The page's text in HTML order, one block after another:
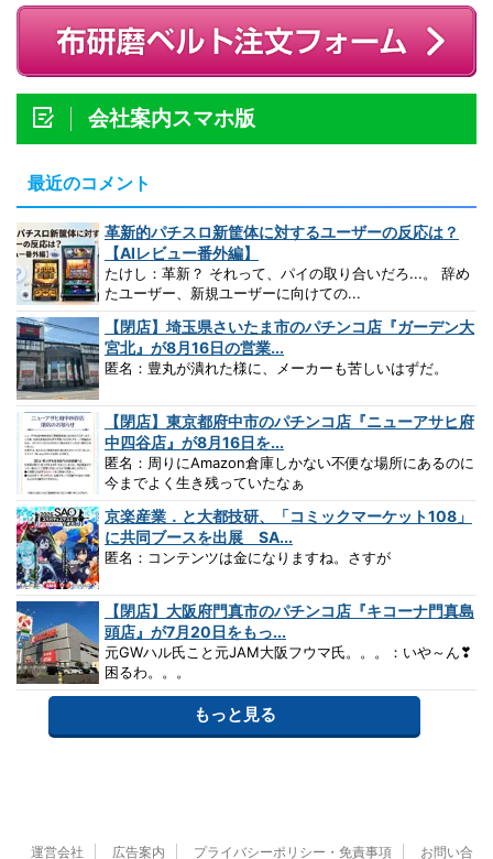
会社案内スマホ版
最近のコメント
革新的パチスロ新筐体に対するユーザーの反応は？
【AIレビュー番外編】
たけし：革新？ それって、パイの取り合いだろ...。 辞め
たユーザー、新規ユーザーに向けての...
【閉店】埼玉県さいたま市のパチンコ店『ガーデン大
宮北』が8月16日の営業...
匿名：豊丸が潰れた様に、メーカーも苦しいはずだ。
【閉店】東京都府中市のパチンコ店『ニューアサヒ府
中四谷店』が8月16日を...
匿名：周りにAmazon倉庫しかない不便な場所にあるのに
今までよく生き残っていたなぁ
京楽産業．と大都技研、「コミックマーケット108」
に共同ブースを出展 SA...
匿名：コンテンツは金になりますね。さすが
【閉店】大阪府門真市のパチンコ店『キコーナ門真島
頭店』が7月20日をもっ...
元GWハル氏こと元JAM大阪フウマ氏。。。：いや～ん❣
困るわ。。。
もっと見る
運営会社 広告案内 プライバシーポリシー・免責事項 お問い合